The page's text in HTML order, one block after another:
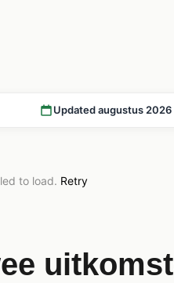
Updated augustus 2026
to load. Retry